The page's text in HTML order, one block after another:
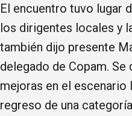
El encuentro tuvo lugar
los dirigentes locales y
también dijo presente
delegado de Copam.
mejoras en el escenario
regreso de una